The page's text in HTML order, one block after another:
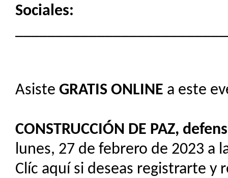
Sociales:
Asiste GRATIS ONLINE a este
CONSTRUCCIÓN DE PAZ,
lunes, 27 de febrero de 2023 a
Clíc aquí si deseas registrarte y